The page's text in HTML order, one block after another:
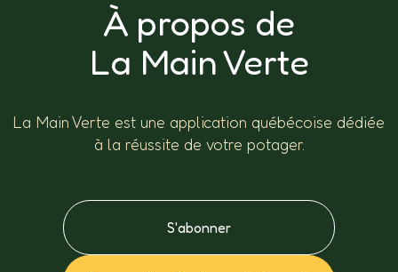
À propos de
La Main Verte
La Main Verte est une application québécoise dédiée
à la réussite de votre potager.
S'abonner